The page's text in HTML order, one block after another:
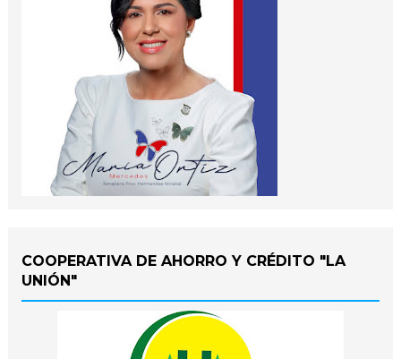
COOPERATIVA DE AHORRO Y CRÉDITO "LA
UNIÓN"